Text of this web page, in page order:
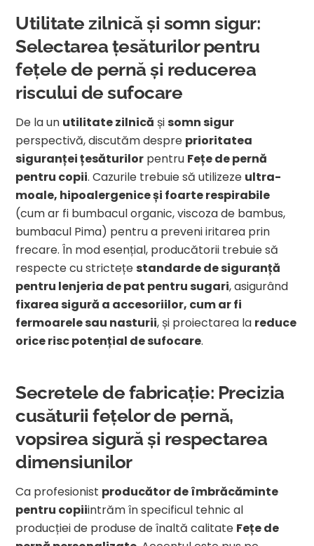
Utilitate zilnică și somn sigur:
Selectarea țesăturilor pentru
fețele de pernă și reducerea
riscului de sufocare
De la un utilitate zilnică și somn sigur
perspectivă, discutăm despre prioritatea
siguranței țesăturilor pentru Fețe de pernă
pentru copii. Cazurile trebuie să utilizeze ultra-
moale, hipoalergenice și foarte respirabile
(cum ar fi bumbacul organic, viscoza de bambus,
bumbacul Pima) pentru a preveni iritarea prin
frecare. În mod esențial, producătorii trebuie să
respecte cu strictețe standarde de siguranță
pentru lenjeria de pat pentru sugari, asigurând
fixarea sigură a accesoriilor, cum ar fi
fermoarele sau nasturii, și proiectarea la reduce
orice risc potențial de sufocare.
Secretele de fabricație: Precizia
cusăturii fețelor de pernă,
vopsirea sigură și respectarea
dimensiunilor
Ca profesionist producător de îmbrăcăminte
pentru copiiintrăm în specificul tehnic al
producției de produse de înaltă calitate Fețe de